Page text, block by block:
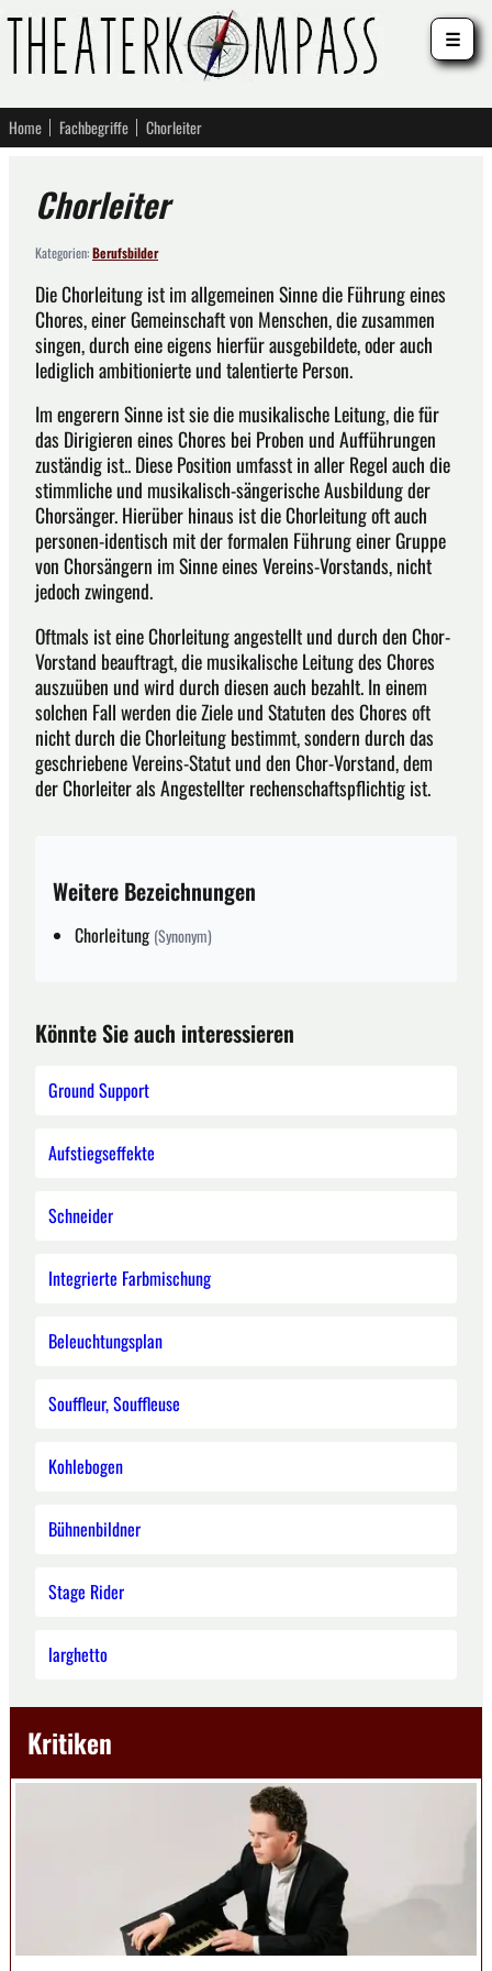
Home Fachbegriffe Chorleiter
Chorleiter
Kategorien:Berufsbilder
Die Chorleitung ist im allgemeinen Sinne die Führung eines
Chores, einer Gemeinschaft von Menschen, die zusammen
singen, durch eine eigens hierfür ausgebildete, oder auch
lediglich ambitionierte und talentierte Person.
Im engerern Sinne ist sie die musikalische Leitung, die für
das Dirigieren eines Chores bei Proben und Aufführungen
zuständig ist.. Diese Position umfasst in aller Regel auch die
stimmliche und musikalisch-sängerische Ausbildung der
Chorsänger. Hierüber hinaus ist die Chorleitung oft auch
personen-identisch mit der formalen Führung einer Gruppe
von Chorsängern im Sinne eines Vereins-Vorstands, nicht
jedoch zwingend.
Oftmals ist eine Chorleitung angestellt und durch den Chor-
Vorstand beauftragt, die musikalische Leitung des Chores
auszuüben und wird durch diesen auch bezahlt. In einem
solchen Fall werden die Ziele und Statuten des Chores oft
nicht durch die Chorleitung bestimmt, sondern durch das
geschriebene Vereins-Statut und den Chor-Vorstand, dem
der Chorleiter als Angestellter rechenschaftspflichtig ist.
Weitere Bezeichnungen
Chorleitung (Synonym)
Könnte Sie auch interessieren
Ground Support
Aufstiegseffekte
Schneider
Integrierte Farbmischung
Beleuchtungsplan
Souffleur, Souffleuse
Kohlebogen
Bühnenbildner
Stage Rider
larghetto
Kritiken
☰